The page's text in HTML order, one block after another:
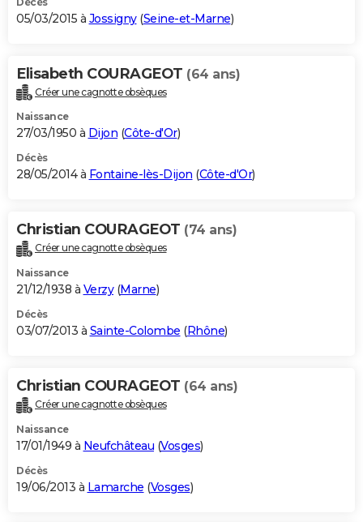
05/03/2015 à Jossigny(Seine-et-Marne)
Elisabeth COURAGEOT (64 ans)
Créer une cagnotte obsèques
Naissance
27/03/1950 à Dijon (Côte-d'Or)
Décès
28/05/2014 à Fontaine-lès-Dijon (Côte-d'Or)
Christian COURAGEOT (74 ans)
Créer une cagnotte obsèques
Naissance
21/12/1938 à Verzy(Marne)
Décès
03/07/2013 à Sainte-Colombe (Rhône)
Christian COURAGEOT (64 ans)
Créer une cagnotte obsèques
Naissance
17/01/1949 à Neufchâteau (Vosges)
Décès
19/06/2013 à Lamarche (Vosges)